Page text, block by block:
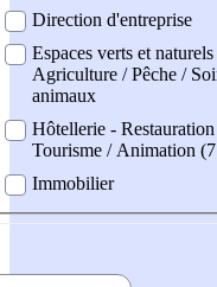
Direction d'entreprise
Espaces verts et naturels
Agriculture / Pêche /
animaux
Hôtellerie -
Tourisme / Animation
Immobilier